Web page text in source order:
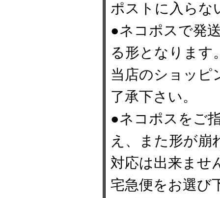
ポストに入らな
●ネコポスで発
る形となります
当店のショッピ
了承下さい。
●ネコポスをご
え、また形が崩
対応は出来ませ
宅急便をお選び